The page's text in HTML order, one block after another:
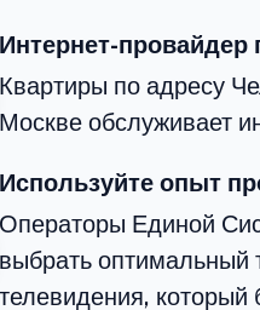
Интернет-провайдер
Квартиры по адресу
Москве обслуживает
Используйте опыт
Операторы Единой
выбрать оптимальный
телевидения,